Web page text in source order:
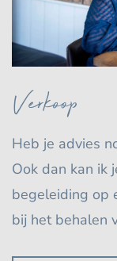
Verkoop
Heb je advies
Ook dan kan ik
begeleiding op
bij het behalen